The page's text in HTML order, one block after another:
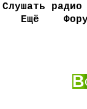
Слушать радио
Ещё
В